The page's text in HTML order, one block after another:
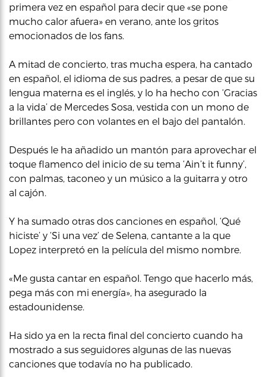
primera vez en español para decir que «se pone
mucho calor afuera» en verano, ante los gritos
emocionados de los fans.
A mitad de concierto, tras mucha espera, ha cantado
en español, el idioma de sus padres, a pesar de que su
lengua materna es el inglés, y lo ha hecho con ‘Gracias
a la vida’ de Mercedes Sosa, vestida con un mono de
brillantes pero con volantes en el bajo del pantalón.
Después le ha añadido un mantón para aprovechar el
toque flamenco del inicio de su tema ‘Ain’t it funny’,
con palmas, taconeo y un músico a la guitarra y otro
al cajón.
Y ha sumado otras dos canciones en español, ‘Qué
hiciste’ y ‘Si una vez’ de Selena, cantante a la que
Lopez interpretó en la película del mismo nombre.
«Me gusta cantar en español. Tengo que hacerlo más,
pega más con mi energía», ha asegurado la
estadounidense.
Ha sido ya en la recta final del concierto cuando ha
mostrado a sus seguidores algunas de las nuevas
canciones que todavía no ha publicado.